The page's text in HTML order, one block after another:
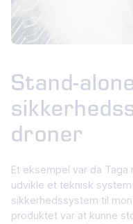
Stand-
droner
Et eksempel var da
udvikle et teknisk
sikkerhedssystem til
produktet var at kunne